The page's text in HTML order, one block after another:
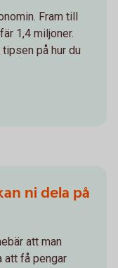
Fram till
1,4 miljoner.
på hur du
ni dela på
att man
att få pengar